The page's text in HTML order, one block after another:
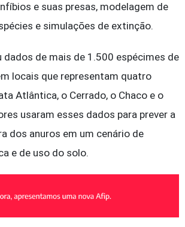
e suas presas, modelagem de
e simulações de extinção.
de mais de 1.500 espécimes de
locais que representam quatro
Atlântica, o Cerrado, o Chaco e o
usaram esses dados para prever a
dos anuros em um cenário de
e de uso do solo.